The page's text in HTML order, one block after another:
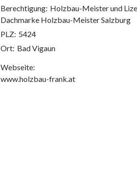
Berechtigung: Holzbau-Meister und
Dachmarke Holzbau-Meister Salzburg
PLZ: 5424
Ort: Bad Vigaun
Webseite:
www.holzbau-frank.at